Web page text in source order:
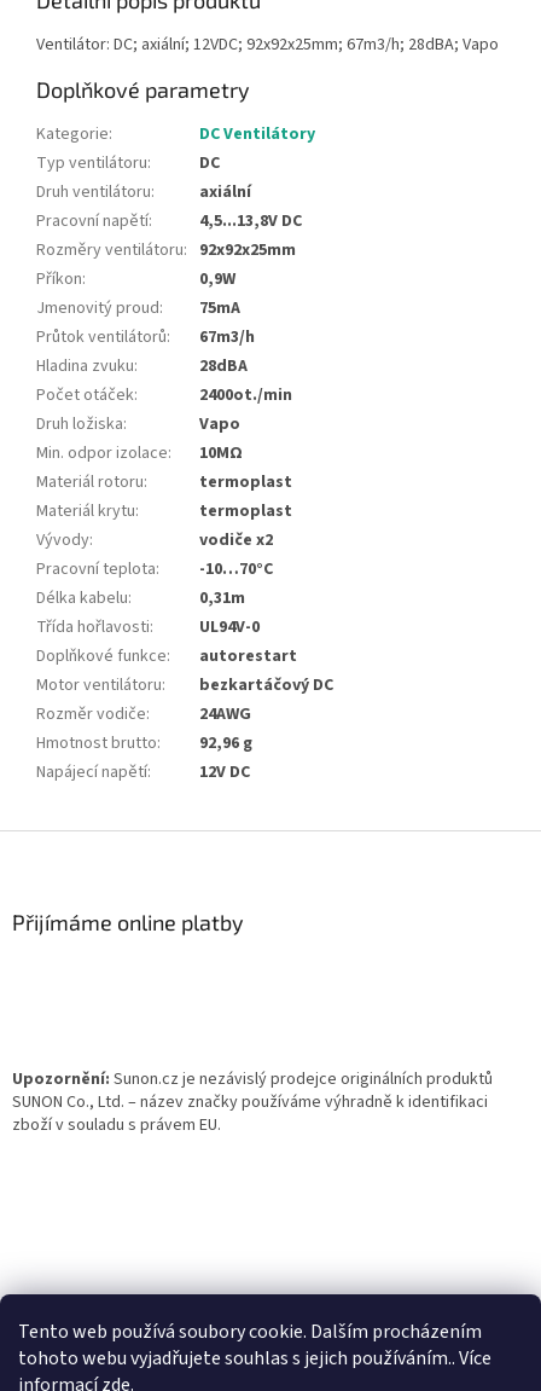
Tento web používá soubory cookie. Dalším procházením
tohoto webu vyjadřujete souhlas s jejich používáním.. Více
informacízde.
Ventilátor: DC; axiální; 12VDC; 92x92x25mm; 67m3/h; 28dBA; Vapo
Doplňkové parametry
Kategorie:
DC Ventilátory
Typ ventilátoru:
DC
Druh ventilátoru:
axiální
Pracovní napětí:
4,5...13,8V DC
Rozměry ventilátoru: 92x92x25mm
Příkon:
0,9W
Jmenovitý proud:
75mA
Průtok ventilátorů:
67m3/h
Hladina zvuku:
28dBA
Počet otáček:
2400ot./min
Druh ložiska:
Vapo
Min. odpor izolace:
10MΩ
Materiál rotoru:
termoplast
Materiál krytu:
termoplast
Vývody:
vodiče x2
Pracovní teplota:
-10…70°C
Délka kabelu:
0,31m
Třída hořlavosti:
UL94V-0
Doplňkové funkce:
autorestart
Motor ventilátoru:
bezkartáčový DC
Rozměr vodiče:
24AWG
Hmotnost brutto:
92,96 g
Napájecí napětí: 12V DC
Přijímáme online platby
Upozornění: Sunon.cz je nezávislý prodejce originálních produktů
SUNON Co., Ltd. – název značky používáme výhradně k identifikaci
zboží v souladu s právem EU.